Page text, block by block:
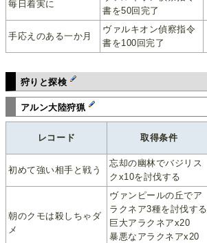
毎日着実に
書を50回完了
手応えのある一か月
ヴァルキオン偵察指令
書を100回完了
狩りと探検
アルン大陸狩猟
レコード 取得条件
初めて強い相手と戦う
忘却の幽林でバジリス
クx10を討伐する
朝のクモは殺しちゃダ
メ
ヴァンピールの丘でア
ラクネア3種を討伐する
巨大アラクネアx20
暴悪なアラクネアx20